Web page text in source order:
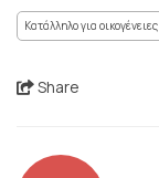
Κατάλληλο για οικογένειες
Share